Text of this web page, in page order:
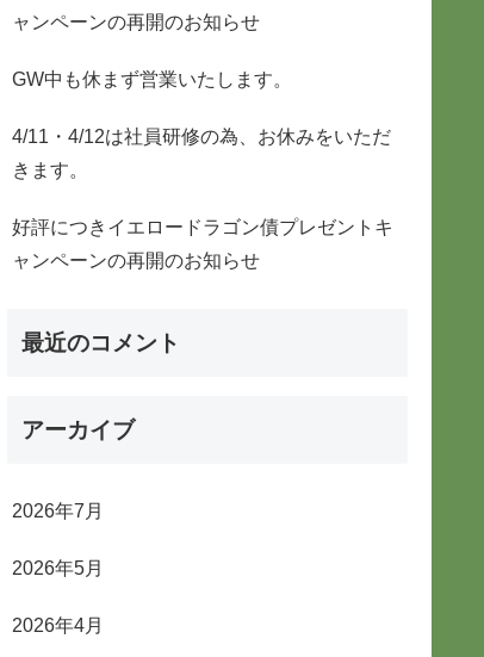
ャンペーンの再開のお知らせ
GW中も休まず営業いたします。
4/11・4/12は社員研修の為、お休みをいただ
きます。
好評につきイエロードラゴン債プレゼントキ
ャンペーンの再開のお知らせ
最近のコメント
アーカイブ
2026年7月
2026年5月
2026年4月